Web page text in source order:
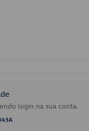
login na sua conta.